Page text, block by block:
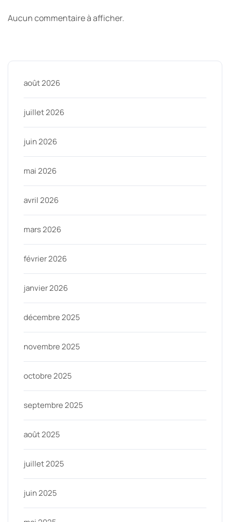
Aucun commentaire à afficher.
août 2026
juillet 2026
juin 2026
mai 2026
avril 2026
mars 2026
février 2026
janvier 2026
décembre 2025
novembre 2025
octobre 2025
septembre 2025
août 2025
juillet 2025
juin 2025